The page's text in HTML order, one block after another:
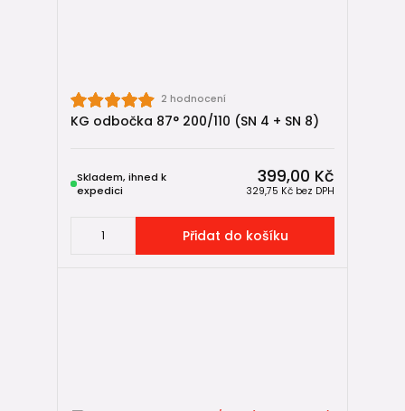
2 hodnocení
KG odbočka 87° 200/110 (SN 4 + SN 8)
399,00 Kč
329,75 Kč bez DPH
Skladem, ihned k
expedici
Přidat do košíku